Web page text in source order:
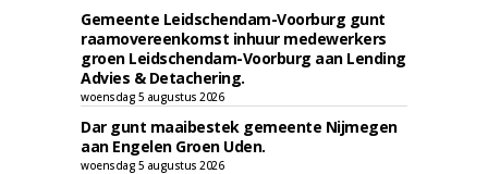
Gemeente Leidschendam-Voorburg gunt
raamovereenkomst inhuur medewerkers
groen Leidschendam-Voorburg aan Lending
Advies & Detachering.
woensdag 5 augustus 2026
Dar gunt maaibestek gemeente Nijmegen
aan Engelen Groen Uden.
woensdag 5 augustus 2026